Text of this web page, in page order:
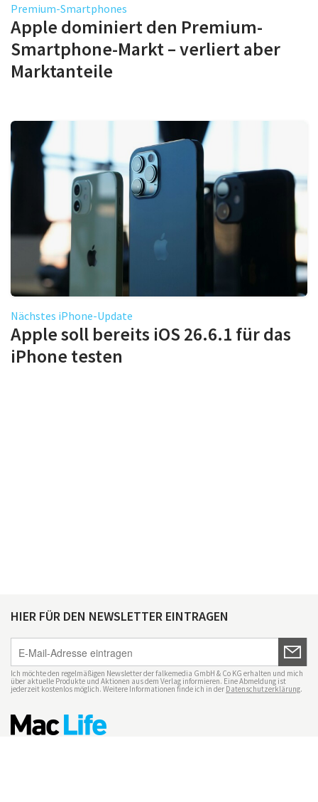
Premium-Smartphones
Apple dominiert den Premium-
Smartphone-Markt – verliert aber
Marktanteile
Nächstes iPhone-Update
Apple soll bereits iOS 26.6.1 für das
iPhone testen
HIER FÜR DEN NEWSLETTER EINTRAGEN
Ich möchte den regelmäßigen Newsletter der falkemedia GmbH & Co KG erhalten und mich
über aktuelle Produkte und Aktionen aus dem Verlag informieren. Eine Abmeldung ist
jederzeit kostenlos möglich. Weitere Informationen finde ich in der Datenschutzerklärung.